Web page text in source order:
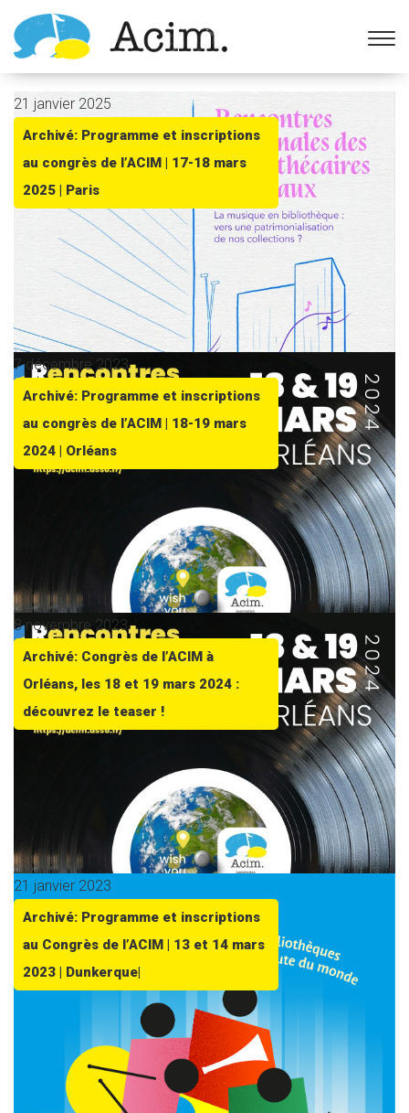
Ouvrir la barre d’outils
21 janvier 2025
Archivé: Programme et inscriptions
au congrès de l’ACIM | 17-18 mars
2025 | Paris
7 décembre 2023
Archivé: Programme et inscriptions
au congrès de l’ACIM | 18-19 mars
2024 | Orléans
8 novembre 2023
Archivé: Congrès de l’ACIM à
Orléans, les 18 et 19 mars 2024 :
découvrez le teaser !
21 janvier 2023
Archivé: Programme et inscriptions
au Congrès de l’ACIM | 13 et 14 mars
2023 | Dunkerque|